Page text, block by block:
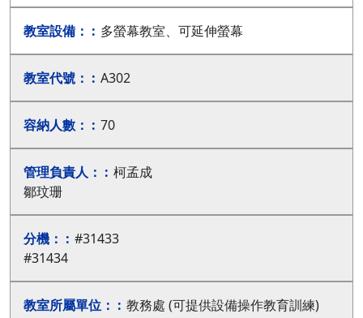
多螢幕教室、可延伸螢幕
A302
70
柯孟成
鄒玟珊
#31433
#31434
教務處 (可提供設備操作教育訓練)